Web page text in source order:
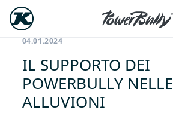
04.01.2024
IL SUPPORTO DEI
POWERBULLY NELLE
ALLUVIONI